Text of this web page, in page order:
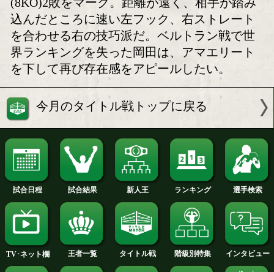
サバイバルマッチに臨む岡
田博喜が渡米
岡田博喜 米国第3
定
ボクモバの注目
注目:今年2月に元世界王者のレイムン
ルトラン(メキシコ)に9回TKO負け、初
を喫した岡田の再起戦。相手のモリナ
チュアで07年全米選手権優勝、08年北
に出場した経歴を持ち、プロでは22戦
(8KO)2敗をマーク。距離が遠く、相手
込んだところに速い左フック、右スト
を合わせる右の技巧派だ。ベルトラン
界ランキングを失った岡田は、アマエ